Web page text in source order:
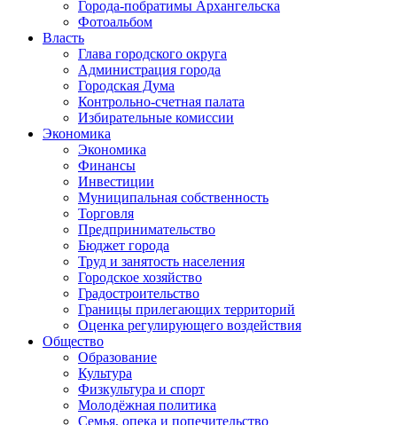
Города-побратимы Архангельска
Фотоальбом
Власть
Глава городского округа
Администрация города
Городская Дума
Контрольно-счетная палата
Избирательные комиссии
Экономика
Экономика
Финансы
Инвестиции
Муниципальная собственность
Торговля
Предпринимательство
Бюджет города
Труд и занятость населения
Городское хозяйство
Градостроительство
Границы прилегающих территорий
Оценка регулирующего воздействия
Общество
Образование
Культура
Физкультура и спорт
Молодёжная политика
Семья, опека и попечительство